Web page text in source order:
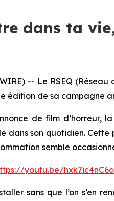
dans ta
-- Le RSEQ
édition de sa campagne
de film
dans son quotidien.
semble
youtu.be/hxk7ic4nC6o
sans que l’on s’en